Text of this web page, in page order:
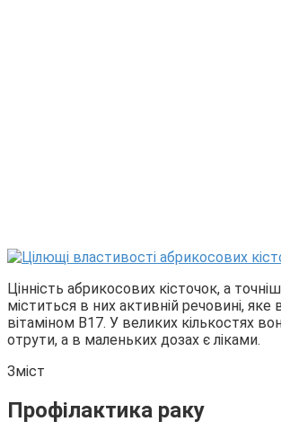
Цінність абрикосових кісточок, а
міститься в них активній речовині, яке
вітаміном В17. У великих кількостях
отрути, а в маленьких дозах є ліками.
Зміст
Профілактика раку